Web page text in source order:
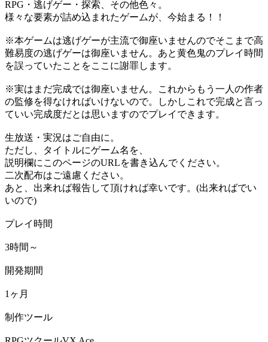
RPG・逃げゲー・探索、その他色々。
様々な要素が詰め込まれたゲームが、今始まる！！
※本ゲームは逃げゲーが主流で御座いませんのでそこまで高
難易度の逃げゲーは御座いません。あと黄色鬼のプレイ時間
を誤っていたことをここに謝罪します。
※実はまだ完成では御座いません。これからもう一人の作者
の監修を得なければいけないので。しかしこれで完成と言っ
ていい完成度だとは思いますのでプレイできます。
生放送・実況はご自由に。
ただし、タイトルにゲーム名を、
説明欄にこのページのURLを書き込んでください。
二次配布はご遠慮ください。
あと、出来れば報告して頂ければ幸いです。(出来ればでい
いので)
プレイ時間
3時間～
開発期間
1ヶ月
制作ツール